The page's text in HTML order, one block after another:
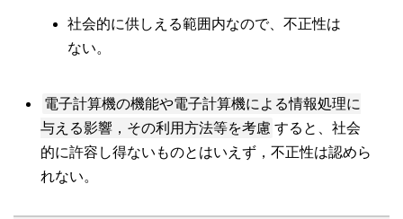
社会的に供しえる範囲内なので、不正性は
ない。
電子計算機の機能や電子計算機による情報処理に
与える影響，その利用方法等を考慮 すると、社会
的に許容し得ないものとはいえず，不正性は認めら
れない。